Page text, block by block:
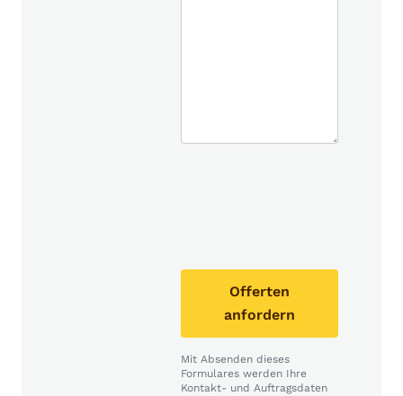
Offerten
anfordern
Mit Absenden dieses
Formulares werden Ihre
Kontakt- und Auftragsdaten